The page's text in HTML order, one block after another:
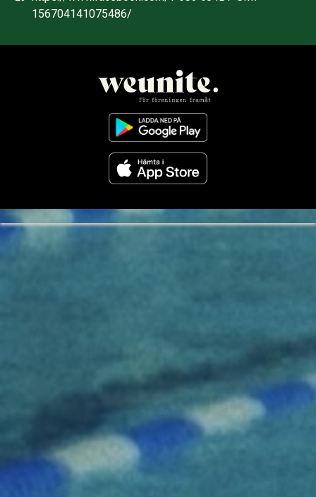
156704141075486/